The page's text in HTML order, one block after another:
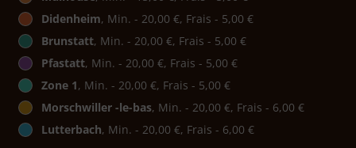
Didenheim, Min. - 20,00 €, Frais - 5,00 €
Brunstatt, Min. - 20,00 €, Frais - 5,00 €
Pfastatt, Min. - 20,00 €, Frais - 5,00 €
Zone 1, Min. - 20,00 €, Frais - 5,00 €
Morschwiller -le-bas, Min. - 20,00 €, Frais - 6,00 €
Lutterbach, Min. - 20,00 €, Frais - 6,00 €